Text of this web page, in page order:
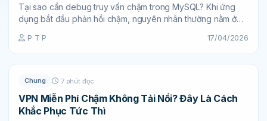
Tại sao cần debug truy vấn chậm trong MySQL? Khi ứng
dụng bắt đầu phản hồi chậm, nguyên nhân thường nằm ở
P T P 17/04/2026
Chung 7 phút đọc
VPN Miễn Phí Chậm Không Tải Nổi? Đây Là Cách
Khắc Phục Tức Thì